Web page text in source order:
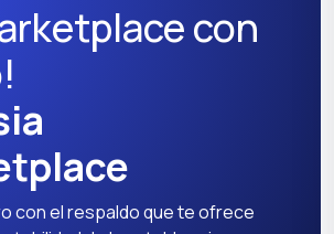
con
con el respaldo que te ofrece